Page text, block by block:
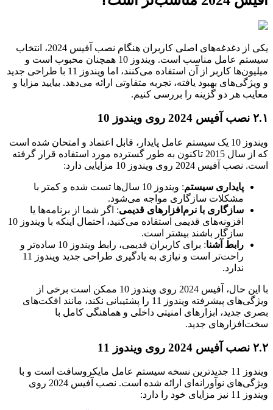
یکی از دغدغه‌های اصلی کاربران هنگام نصب آفیس 2024، انتخاب
سیستم عامل مناسب است. ویندوز 10 همچنان محبوب است و
میلیون‌ها کاربر از آن استفاده می‌کنند، اما ویندوز 11 با طراحی جدید
و ویژگی‌های بهبود یافته، تجربه متفاوتی ارائه می‌دهد. بیایید مزایا و
معایب هر دو گزینه را بررسی کنیم.
۲.۱ نصب آفیس 2024 روی ویندوز 10
ویندوز 10 یک سیستم عامل پایدار، قابل اعتماد و امتحان شده است
که از سال 2015 تاکنون به طور گسترده مورد استفاده قرار گرفته
است. نصب آفیس 2024 روی ویندوز 10 مزایایی دارد:
پایداری سیستم
: ویندوز 10 سال‌ها تست شده و کمتر با
مشکلات سازگاری مواجه می‌شود.
سازگاری با نرم‌افزارهای قدیمی: اگر شما از برنامه‌ها یا
افزونه‌های قدیمی استفاده می‌کنید، احتمال اینکه با ویندوز 10
سازگار باشند بیشتر است.
رابط آشنا
: برای کاربران قدیمی، رابط ویندوز 10 ساده‌تر و
راحت‌تر است و نیازی به یادگیری طراحی جدید ویندوز 11
ندارد.
با این حال، آفیس 2024 روی ویندوز 10 ممکن است برخی از
ویژگی‌های پیشرفته ویندوز 11 را پشتیبانی نکند، مانند افکت‌های
بصری جدید، ابزارهای امنیتی داخلی و هماهنگی کامل با
سخت‌افزارهای جدید.
۲.۲ نصب آفیس 2024 روی ویندوز 11
ویندوز 11 جدیدترین نسخه سیستم عامل مایکروسافت است و با
ویژگی‌های نوآورانه‌ای ارائه شده است. نصب آفیس 2024 روی
ویندوز 11 نیز مزایای خود را دارد: